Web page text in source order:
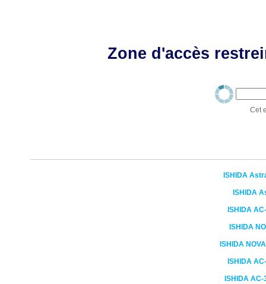
Zone d'accès
Cet
ISHIDA
ISHIDA
ISHIDA
ISHIDA
ISHIDA
ISHIDA
ISHIDA AC-